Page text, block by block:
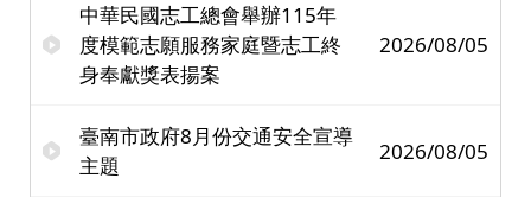
中華民國志工總會舉辦115年
度模範志願服務家庭暨志工終
身奉獻獎表揚案
2026/08/05
臺南市政府8月份交通安全宣導
主題
2026/08/05